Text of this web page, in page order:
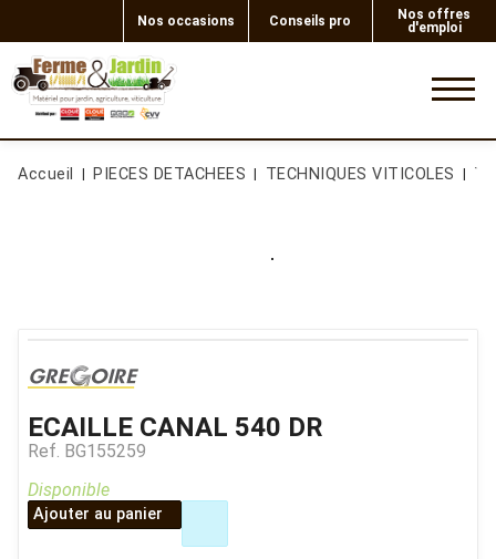
Nos occasions Conseils pro
Nos offres
d'emploi
Accueil PIECES DETACHEES TECHNIQUES VITICOLES
ECAILLE CANAL 540 DR
Ref. BG155259
Disponible
Ajouter au panier